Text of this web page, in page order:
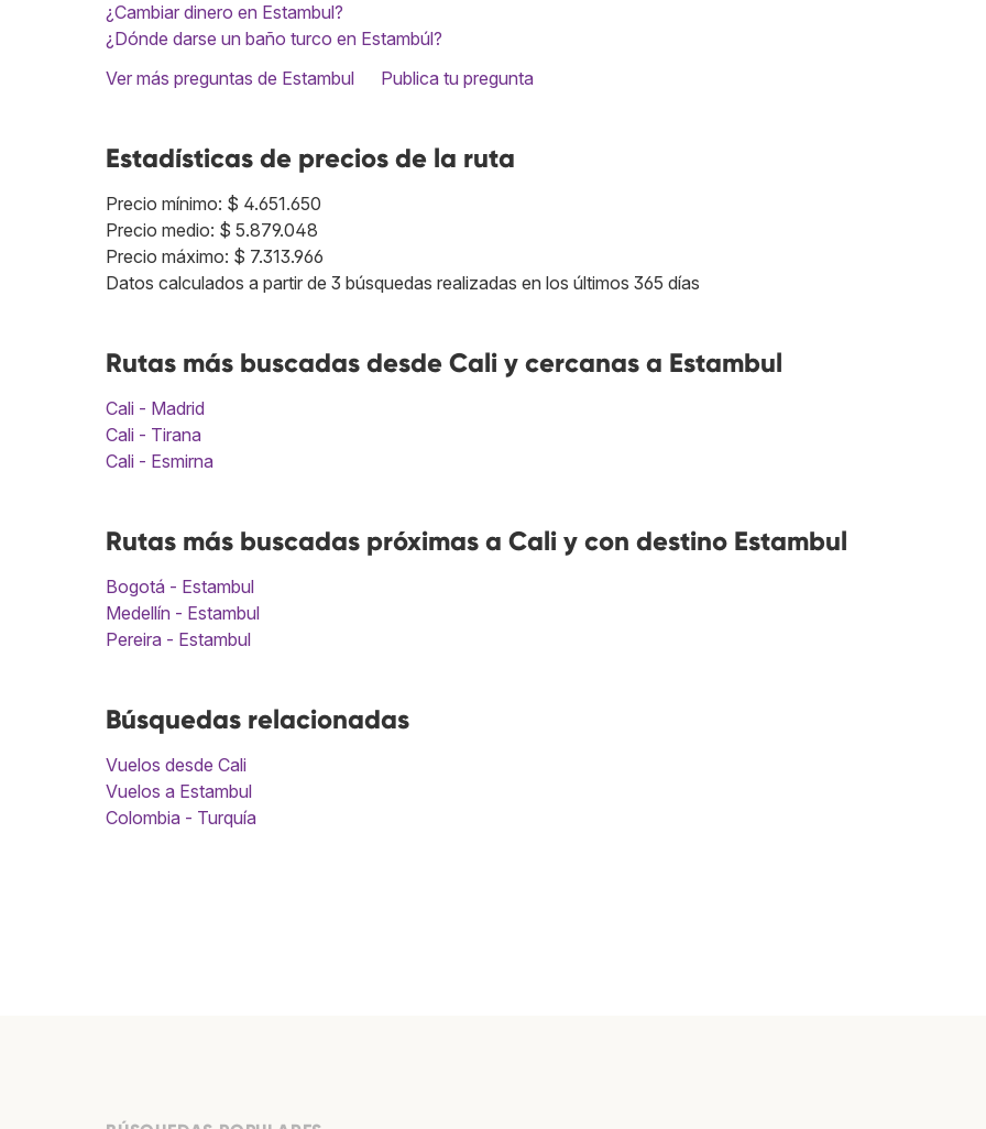
¿Cambiar dinero en Estambul?
¿Dónde darse un baño turco en Estambúl?
Ver más preguntas de Estambul
Publica tu pregunta
Estadísticas de precios de la ruta
Precio mínimo: $ 4.651.650
Precio medio: $ 5.879.048
Precio máximo: $ 7.313.966
Datos calculados a partir de 3 búsquedas realizadas en los últimos 365 días
Rutas más buscadas desde Cali y cercanas a Estambul
Cali - Madrid
Cali - Tirana
Cali - Esmirna
Rutas más buscadas próximas a Cali y con destino Estambul
Bogotá - Estambul
Medellín - Estambul
Pereira - Estambul
Búsquedas relacionadas
Vuelos desde Cali
Vuelos a Estambul
Colombia - Turquía